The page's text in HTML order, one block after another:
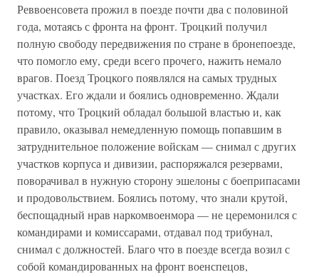
Реввоенсовета прожил в поезде почти два с половиной
года, мотаясь с фронта на фронт. Троцкий получил
полную свободу передвижения по стране в бронепоезде,
что помогло ему, среди всего прочего, нажить немало
врагов. Поезд Троцкого появлялся на самых трудных
участках. Его ждали и боялись одновременно. Ждали
потому, что Троцкий обладал большой властью и, как
правило, оказывал немедленную помощь попавшим в
затруднительное положение войскам — снимал с других
участков корпуса и дивизии, распоряжался резервами,
поворачивал в нужную сторону эшелоны с боеприпасами
и продовольствием. Боялись потому, что знали крутой,
беспощадный нрав наркомвоенмора — не церемонился с
командирами и комиссарами, отдавал под трибунал,
снимал с должностей. Благо что в поезде всегда возил с
собой командированных на фронт военспецов,